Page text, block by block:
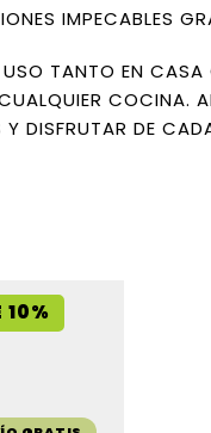
IMPECABLES
USO TANTO EN
COCINA.
Y DISFRUTAR DE
10%